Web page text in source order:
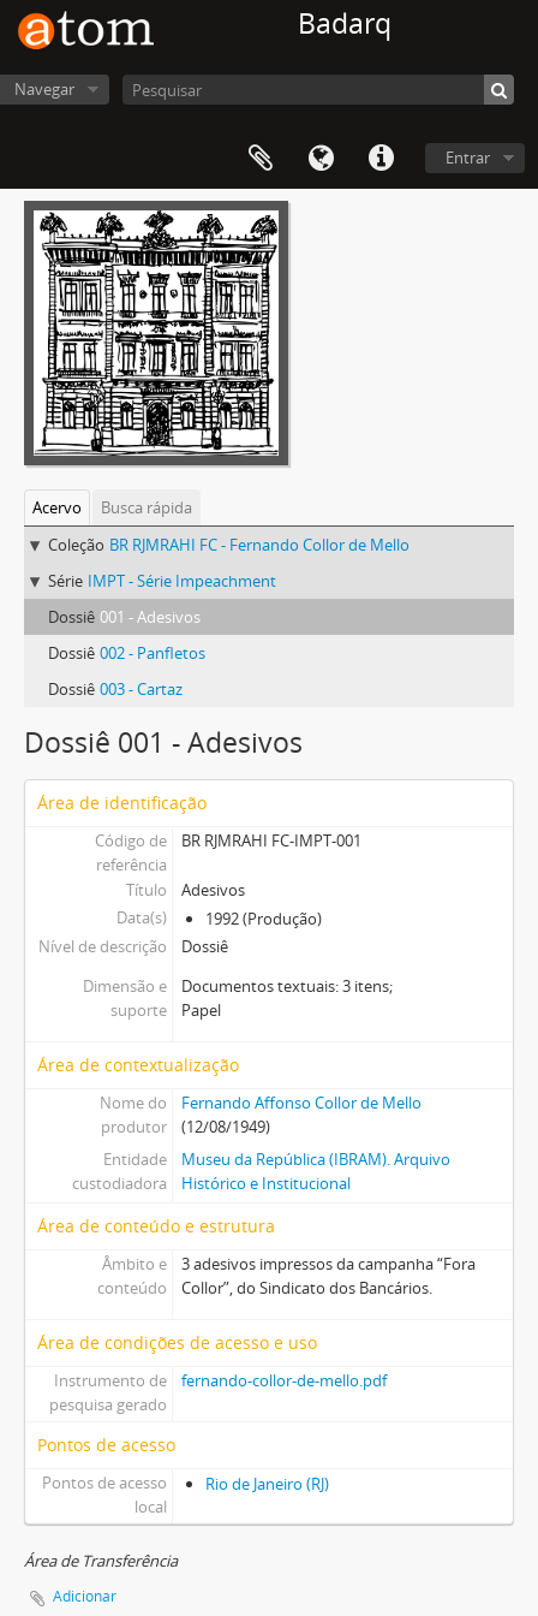
Badarq
Navegar
Entrar
Acervo
Busca rápida
Coleção BR RJMRAHI FC - Fernando Collor de Mello
Série IMPT - Série Impeachment
Dossiê 001 - Adesivos
Dossiê 002 - Panfletos
Dossiê 003 - Cartaz
Dossiê 001 - Adesivos
Área de identificação
Código de
referência
BR RJMRAHI FC-IMPT-001
Título
Adesivos
Data(s)
1992 (Produção)
Nível de descrição
Dossiê
Dimensão e
suporte
Documentos textuais: 3 itens;
Papel
Área de contextualização
Nome do
produtor
Fernando Affonso Collor de Mello
(12/08/1949)
Entidade
custodiadora
Museu da República (IBRAM). Arquivo
Histórico e Institucional
Área de conteúdo e estrutura
Âmbito e
conteúdo
3 adesivos impressos da campanha “Fora
Collor”, do Sindicato dos Bancários.
Área de condições de acesso e uso
Instrumento de
pesquisa gerado
fernando-collor-de-mello.pdf
Pontos de acesso
Pontos de acesso
local
Rio de Janeiro (RJ)
Área de Transferência
Adicionar